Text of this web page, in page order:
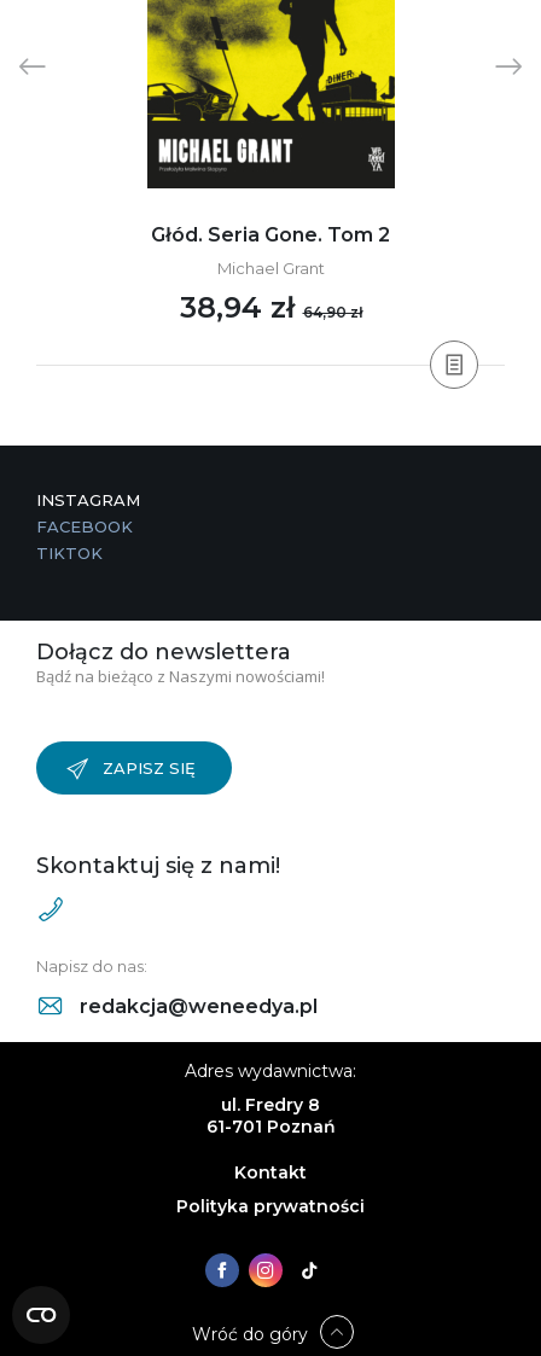
Głód. Seria Gone. Tom 2
Michael Grant
38,94 zł64,90 zł
INSTAGRAM
FACEBOOK
TIKTOK
Dołącz do newslettera
Bądź na bieżąco z Naszymi nowościami!
ZAPISZ SIĘ
Skontaktuj się z nami!
Napisz do nas:
redakcja@weneedya.pl
Adres wydawnictwa:
ul. Fredry 8
61-701 Poznań
Kontakt
Polityka prywatności
Wróć do góry